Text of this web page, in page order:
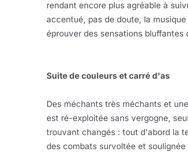
rendant encore plus agréable à
accentué, pas de doute, la
éprouver des sensations
Suite de couleurs et carré d'as
Des méchants très méchants et
est ré-exploitée sans vergogne,
trouvant changés : tout d'abord la
des combats survoltée et